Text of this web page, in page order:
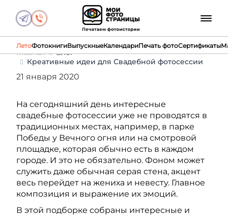
ЛетоФотокнигиВыпускныеКалендариПечать фотоСертификаты
Главная
Блог
Креативные идеи для Свадебной фотосессии
21 января 2020
На сегодняшний день интересные
свадебные фотосессии уже не проводятся в
традиционных местах, например, в парке
Победы у Вечного огня или на смотровой
площадке, которая обычно есть в каждом
городе. И это не обязательно. Фоном может
служить даже обычная серая стена, акцент
весь перейдет на жениха и невесту. Главное
композиция и выражение их эмоций.
В этой подборке собраны интересные и